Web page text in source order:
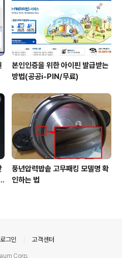
본인인증을 위한 아이핀 발급받는
방법(공공i-PIN/무료)
풍년압력밥솥 고무패킹 모델명 확
인하는 법
로그인 고객센터
Corp.